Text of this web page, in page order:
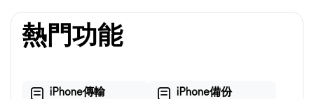
熱門功能
iPhone傳輸 iPhone備份